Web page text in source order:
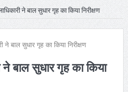
ने बाल सुधार गृह का किया निरीक्षण
ने बाल सुधार गृह का किया